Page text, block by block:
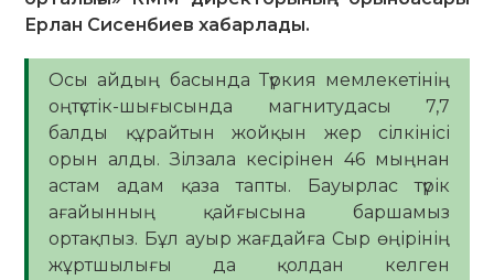
Ерлан Сисенбиев хабарлады.
Осы айдың басында Түркия мемлекетінің
оңтүстік-шығысында магнитудасы 7,7
балды құрайтын жойқын жер сілкінісі
орын алды. Зілзала кесірінен 46 мыңнан
астам адам қаза тапты. Бауырлас түрік
ағайынның қайғысына баршамыз
ортақпыз. Бұл ауыр жағдайға Сыр өңірінің
жұртшылығы да қолдан келген